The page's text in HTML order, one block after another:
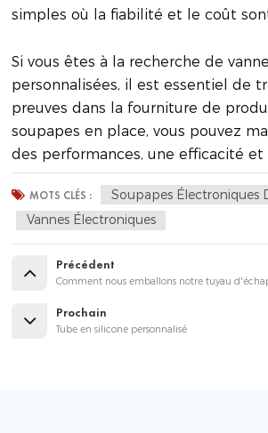
simples où la fiabilité et le coût
Si vous êtes à la recherche de
personnalisées, il est essentiel de
preuves dans la fourniture de
soupapes en place, vous pouvez
des performances, une efficacité et
MOTS CLÉS : Soupapes Électroniques
Vannes Électroniques
Précédent
Comment nous emballons notre tuyau
Prochain
Tube en silicone personnalisé